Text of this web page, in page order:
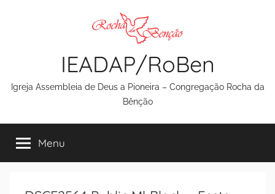
IEADAP/RoBen
Igreja Assembleia de Deus a Pioneira – Congregação Rocha da
Bênção
Menu